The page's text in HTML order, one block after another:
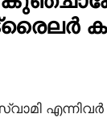
ട്രൈലർ
എന്നിവർ